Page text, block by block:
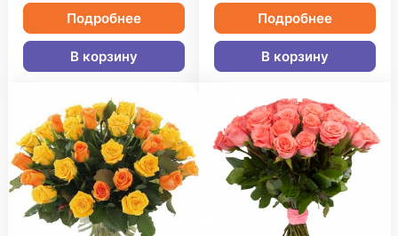
Подробнее
В корзину
Подробнее
В корзину